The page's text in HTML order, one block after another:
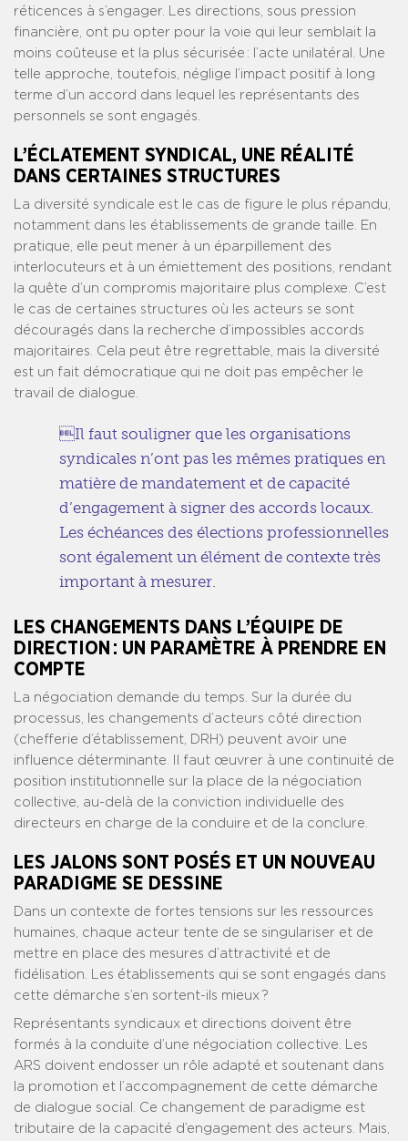
réticences à s’engager. Les directions, sous pression
financière, ont pu opter pour la voie qui leur semblait la
moins coûteuse et la plus sécurisée : l’acte unilatéral. Une
telle approche, toutefois, néglige l’impact positif à long
terme d’un accord dans lequel les représentants des
personnels se sont engagés.
L’ÉCLATEMENT SYNDICAL, UNE RÉALITÉ
DANS CERTAINES STRUCTURES
La diversité syndicale est le cas de figure le plus répandu,
notamment dans les établissements de grande taille. En
pratique, elle peut mener à un éparpillement des
interlocuteurs et à un émiettement des positions, rendant
la quête d’un compromis majoritaire plus complexe. C’est
le cas de certaines structures où les acteurs se sont
découragés dans la recherche d’impossibles accords
majoritaires. Cela peut être regrettable, mais la diversité
est un fait démocratique qui ne doit pas empêcher le
travail de dialogue.
Il faut souligner que les organisations
syndicales n’ont pas les mêmes pratiques en
matière de mandatement et de capacité
d’engagement à signer des accords locaux.
Les échéances des élections professionnelles
sont également un élément de contexte très
important à mesurer.
LES CHANGEMENTS DANS L’ÉQUIPE DE
DIRECTION : UN PARAMÈTRE À PRENDRE EN
COMPTE
La négociation demande du temps. Sur la durée du
processus, les changements d’acteurs côté direction
(chefferie d’établissement, DRH) peuvent avoir une
influence déterminante. Il faut œuvrer à une continuité de
position institutionnelle sur la place de la négociation
collective, au-delà de la conviction individuelle des
directeurs en charge de la conduire et de la conclure.
LES JALONS SONT POSÉS ET UN NOUVEAU
PARADIGME SE DESSINE
Dans un contexte de fortes tensions sur les ressources
humaines, chaque acteur tente de se singulariser et de
mettre en place des mesures d’attractivité et de
fidélisation. Les établissements qui se sont engagés dans
cette démarche s’en sortent-ils mieux ?
Représentants syndicaux et directions doivent être
formés à la conduite d’une négociation collective. Les
ARS doivent endosser un rôle adapté et soutenant dans
la promotion et l’accompagnement de cette démarche
de dialogue social. Ce changement de paradigme est
tributaire de la capacité d’engagement des acteurs. Mais,